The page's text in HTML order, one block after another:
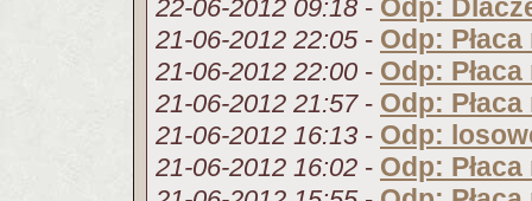
22-06-2012 09:18 - Odp:
21-06-2012 22:05- Odp:
21-06-2012 22:00 - Odp:
21-06-2012 21:57- Odp:
21-06-2012 16:13 - Odp:
21-06-2012 16:02 - Odp: